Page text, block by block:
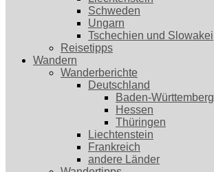
Schweden
Ungarn
Tschechien und Slowakei
Reisetipps
Wandern
Wanderberichte
Deutschland
Baden-Württemberg
Hessen
Thüringen
Liechtenstein
Frankreich
andere Länder